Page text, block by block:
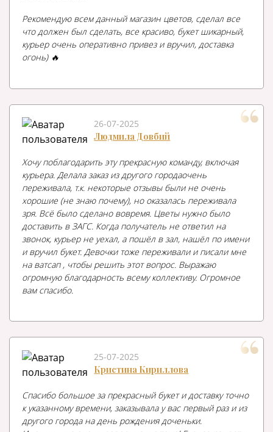
Рекомендую всем данный магазин цветов, сделал все
что должен был сделать, все красиво, букет шикарный,
курьер очень оперативно привез и вручил, доставка
огонь) 🔥
26-07-2025
Людмила Довбий
Хочу поблагодарить эту прекрасную команду, включая
курьера. Делала заказ из другого городаочень
переживала, т.к. некоторые отзывы были не очень
хорошие (не знаю почему), но оказалась переживала
зря. Всё было сделано вовремя. Цветы нужно было
доставить в ЗАГС. Когда получатель не ответил на
звонок, курьер не уехал, а пошёл в зал, нашёл по имени
и вручил букет. Девочки тоже переживали и писали мне
на ватсап , чтобы решить этот вопрос. Выражаю
огромную благодарность всему коллективу. Огромное
вам спасибо.
25-07-2025
Кристина Кириллова
Спасибо большое за прекрасный букет и доставку точно
к указанному времени, заказывала у вас первый раз и из
другого города на день рождения доченьки.